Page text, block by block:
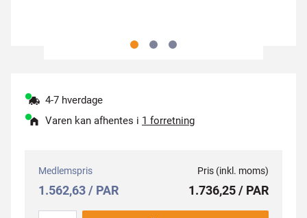
4-7 hverdage
Varen kan afhentes i 1 forretning
Medlemspris
1.562,63 / PAR
Pris (inkl. moms)
1.736,25 / PAR